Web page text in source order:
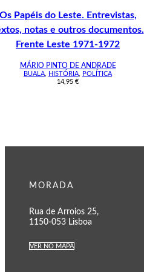
Papéis do Leste. Entrevistas,
notas e outros documentos.
Frente Leste 1971-1972
MÁRIO PINTO DE ANDRADE
BUALA HISTÓRIA
POLÍTICA
14,95 €
MORADA
Rua de Arroios 25,
1150-053 Lisboa
VER NO MAPA